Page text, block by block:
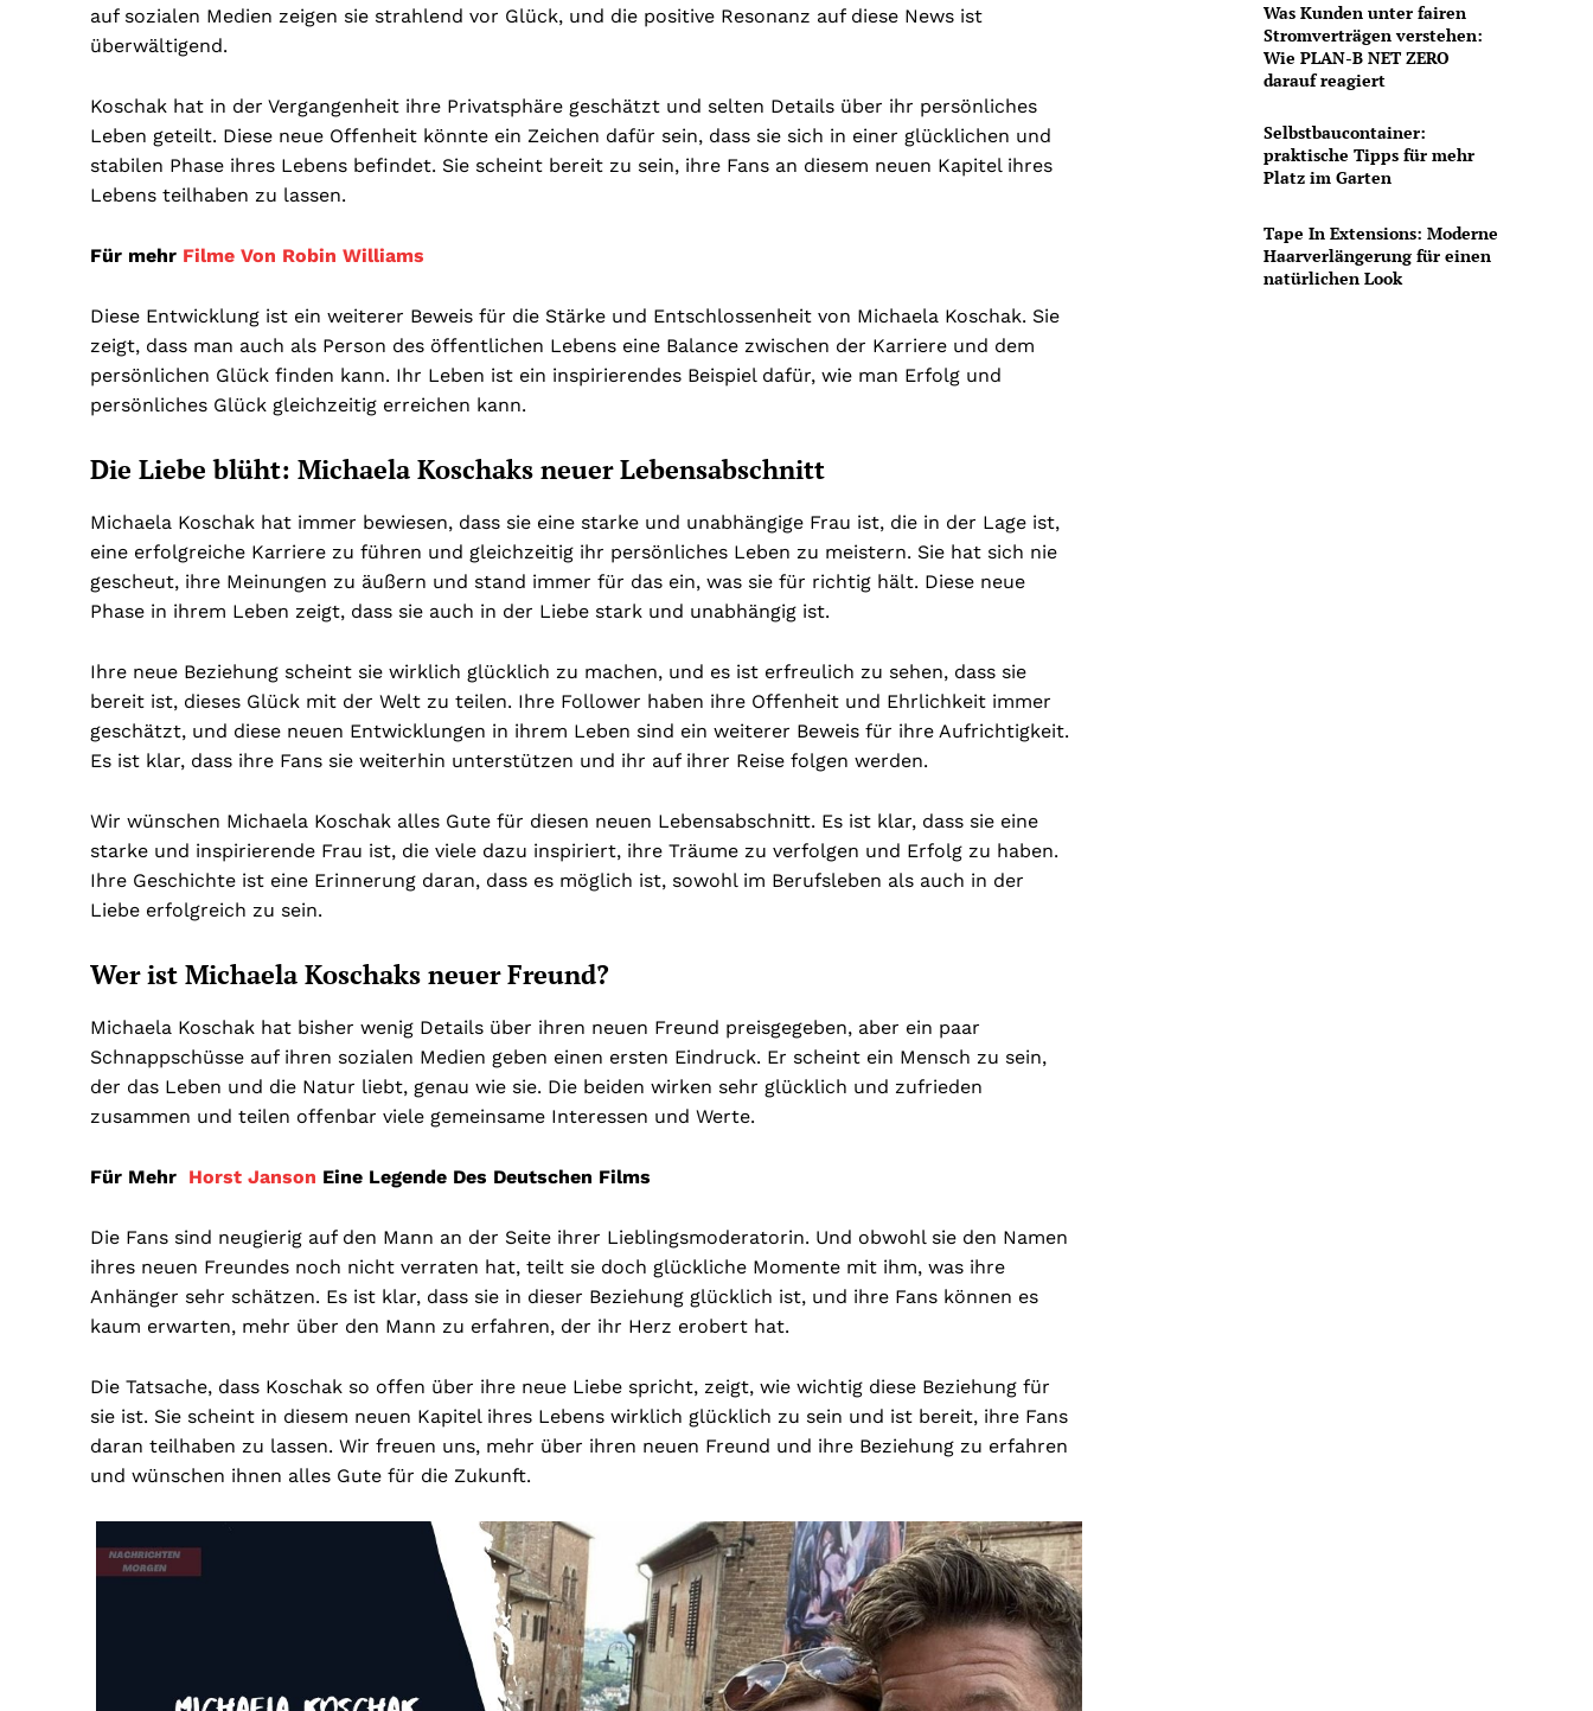
auf sozialen Medien zeigen sie strahlend vor Glück, und die positive Resonanz auf diese News ist
überwältigend.
Koschak hat in der Vergangenheit ihre Privatsphäre geschätzt und selten Details über ihr persönliches
Leben geteilt. Diese neue Offenheit könnte ein Zeichen dafür sein, dass sie sich in einer glücklichen und
stabilen Phase ihres Lebens befindet. Sie scheint bereit zu sein, ihre Fans an diesem neuen Kapitel ihres
Lebens teilhaben zu lassen.
Für mehr Filme Von Robin Williams
Diese Entwicklung ist ein weiterer Beweis für die Stärke und Entschlossenheit von Michaela Koschak. Sie
zeigt, dass man auch als Person des öffentlichen Lebens eine Balance zwischen der Karriere und dem
persönlichen Glück finden kann. Ihr Leben ist ein inspirierendes Beispiel dafür, wie man Erfolg und
persönliches Glück gleichzeitig erreichen kann.
Die Liebe blüht: Michaela Koschaks neuer Lebensabschnitt
Michaela Koschak hat immer bewiesen, dass sie eine starke und unabhängige Frau ist, die in der Lage ist,
eine erfolgreiche Karriere zu führen und gleichzeitig ihr persönliches Leben zu meistern. Sie hat sich nie
gescheut, ihre Meinungen zu äußern und stand immer für das ein, was sie für richtig hält. Diese neue
Phase in ihrem Leben zeigt, dass sie auch in der Liebe stark und unabhängig ist.
Ihre neue Beziehung scheint sie wirklich glücklich zu machen, und es ist erfreulich zu sehen, dass sie
bereit ist, dieses Glück mit der Welt zu teilen. Ihre Follower haben ihre Offenheit und Ehrlichkeit immer
geschätzt, und diese neuen Entwicklungen in ihrem Leben sind ein weiterer Beweis für ihre Aufrichtigkeit.
Es ist klar, dass ihre Fans sie weiterhin unterstützen und ihr auf ihrer Reise folgen werden.
Wir wünschen Michaela Koschak alles Gute für diesen neuen Lebensabschnitt. Es ist klar, dass sie eine
starke und inspirierende Frau ist, die viele dazu inspiriert, ihre Träume zu verfolgen und Erfolg zu haben.
Ihre Geschichte ist eine Erinnerung daran, dass es möglich ist, sowohl im Berufsleben als auch in der
Liebe erfolgreich zu sein.
Wer ist Michaela Koschaks neuer Freund?
Michaela Koschak hat bisher wenig Details über ihren neuen Freund preisgegeben, aber ein paar
Schnappschüsse auf ihren sozialen Medien geben einen ersten Eindruck. Er scheint ein Mensch zu sein,
der das Leben und die Natur liebt, genau wie sie. Die beiden wirken sehr glücklich und zufrieden
zusammen und teilen offenbar viele gemeinsame Interessen und Werte.
Für Mehr Horst Janson Eine Legende Des Deutschen Films
Die Fans sind neugierig auf den Mann an der Seite ihrer Lieblingsmoderatorin. Und obwohl sie den Namen
ihres neuen Freundes noch nicht verraten hat, teilt sie doch glückliche Momente mit ihm, was ihre
Anhänger sehr schätzen. Es ist klar, dass sie in dieser Beziehung glücklich ist, und ihre Fans können es
kaum erwarten, mehr über den Mann zu erfahren, der ihr Herz erobert hat.
Die Tatsache, dass Koschak so offen über ihre neue Liebe spricht, zeigt, wie wichtig diese Beziehung für
sie ist. Sie scheint in diesem neuen Kapitel ihres Lebens wirklich glücklich zu sein und ist bereit, ihre Fans
daran teilhaben zu lassen. Wir freuen uns, mehr über ihren neuen Freund und ihre Beziehung zu erfahren
und wünschen ihnen alles Gute für die Zukunft.
Was Kunden unter fairen
Stromverträgen verstehen:
Wie PLAN-B NET ZERO
darauf reagiert
Selbstbaucontainer:
praktische Tipps für mehr
Platz im Garten
Tape In Extensions: Moderne
Haarverlängerung für einen
natürlichen Look